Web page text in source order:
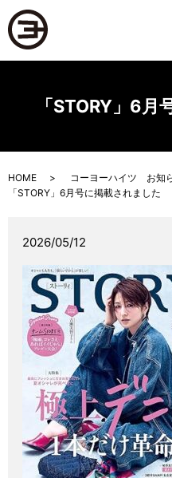
「STORY」6月
HOME
コーヨーハイツ お知
「STORY」6月号に掲載されました
2026/05/12